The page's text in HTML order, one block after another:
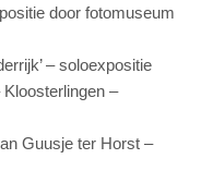
door fotomuseum
– soloexpositie
–
Guusje ter Horst –